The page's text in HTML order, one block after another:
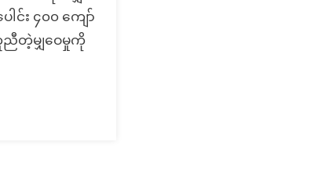
င်း ၄၀၀ ကျော်
ညီတဲ့မျှဝေမှုကို